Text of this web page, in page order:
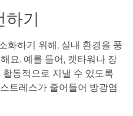
하기
화하기 위해, 실내 환경을 풍
요. 예를 들어, 캣타워나 장
동적으로 지낼 수 있도록
트레스가 줄어들어 방광염